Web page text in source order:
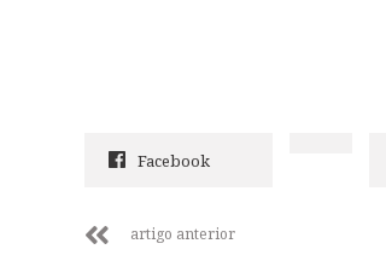
Facebook
artigo anterior